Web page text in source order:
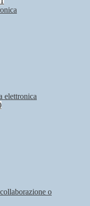
elettronica
o